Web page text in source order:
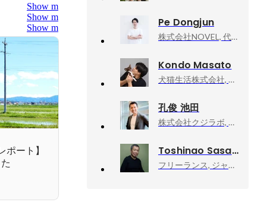
Show more
Show more
Show more
ポート】
Pe Dongjun
株式会社NOVEL, 代表取締役 CEO Creative Development 管掌
Kondo Masato
犬猫生活株式会社, 取締役
孔俊 池田
株式会社クジラボ, 執行役員
Toshinao Sasaki
フリーランス, ジャーナリスト・作家